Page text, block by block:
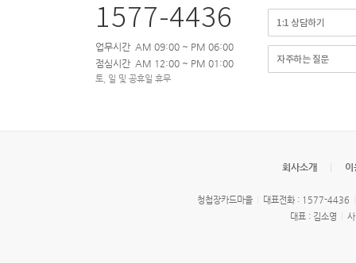
1577-4436
업무시간 AM 09:00 ~ PM 06:00
점심시간 AM 12:00 ~ PM 01:00
토, 일 및 공휴일 휴무
1:1 상담하기
자주하는 질문
회사소개 이
청첩장카드마을
대표전화 : 1577-4436
대표 : 김소영